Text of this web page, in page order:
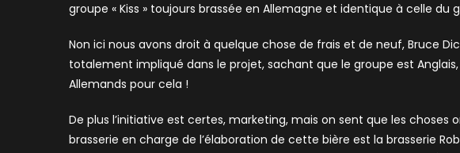
groupe « Kiss » toujours brassée en Allemagne et identique à celle du
Non ici nous avons droit à quelque chose de frais et de neuf, Bruce
totalement impliqué dans le projet, sachant que le groupe est
Allemands pour cela !
De plus l’initiative est certes, marketing, mais on sent que les
brasserie en charge de l’élaboration de cette bière est la brasserie